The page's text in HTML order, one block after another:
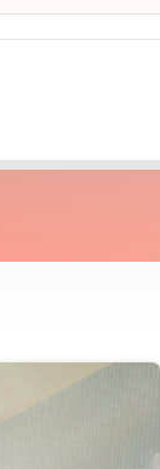
地板